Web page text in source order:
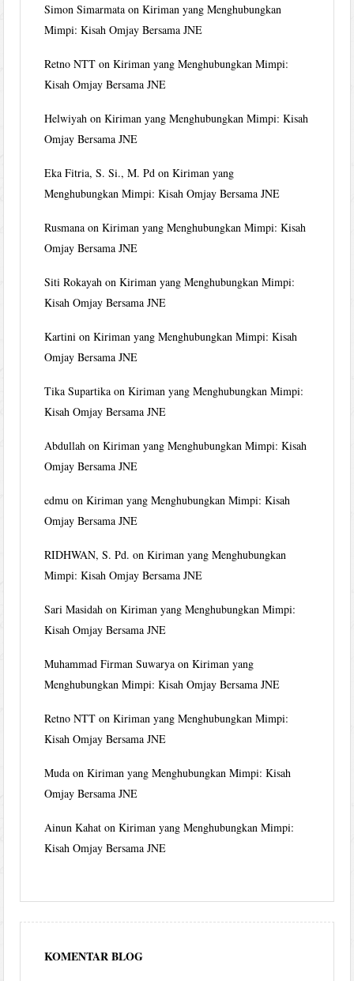
Simon Simarmata onKiriman yang Menghubungkan
Mimpi: Kisah Omjay Bersama JNE
Retno NTT onKiriman yang Menghubungkan Mimpi:
Kisah Omjay Bersama JNE
Helwiyah onKiriman yang Menghubungkan Mimpi: Kisah
Omjay Bersama JNE
Eka Fitria, S. Si., M. Pd onKiriman yang
Menghubungkan Mimpi: Kisah Omjay Bersama JNE
Rusmana onKiriman yang Menghubungkan Mimpi: Kisah
Omjay Bersama JNE
Siti Rokayah onKiriman yang Menghubungkan Mimpi:
Kisah Omjay Bersama JNE
Kartini onKiriman yang Menghubungkan Mimpi: Kisah
Omjay Bersama JNE
Tika Supartika onKiriman yang Menghubungkan Mimpi:
Kisah Omjay Bersama JNE
Abdullah onKiriman yang Menghubungkan Mimpi: Kisah
Omjay Bersama JNE
edmu onKiriman yang Menghubungkan Mimpi: Kisah
Omjay Bersama JNE
RIDHWAN, S. Pd. onKiriman yang Menghubungkan
Mimpi: Kisah Omjay Bersama JNE
Sari Masidah onKiriman yang Menghubungkan Mimpi:
Kisah Omjay Bersama JNE
Muhammad Firman Suwarya onKiriman yang
Menghubungkan Mimpi: Kisah Omjay Bersama JNE
Retno NTT onKiriman yang Menghubungkan Mimpi:
Kisah Omjay Bersama JNE
Muda onKiriman yang Menghubungkan Mimpi: Kisah
Omjay Bersama JNE
Ainun Kahat onKiriman yang Menghubungkan Mimpi:
Kisah Omjay Bersama JNE
KOMENTAR BLOG